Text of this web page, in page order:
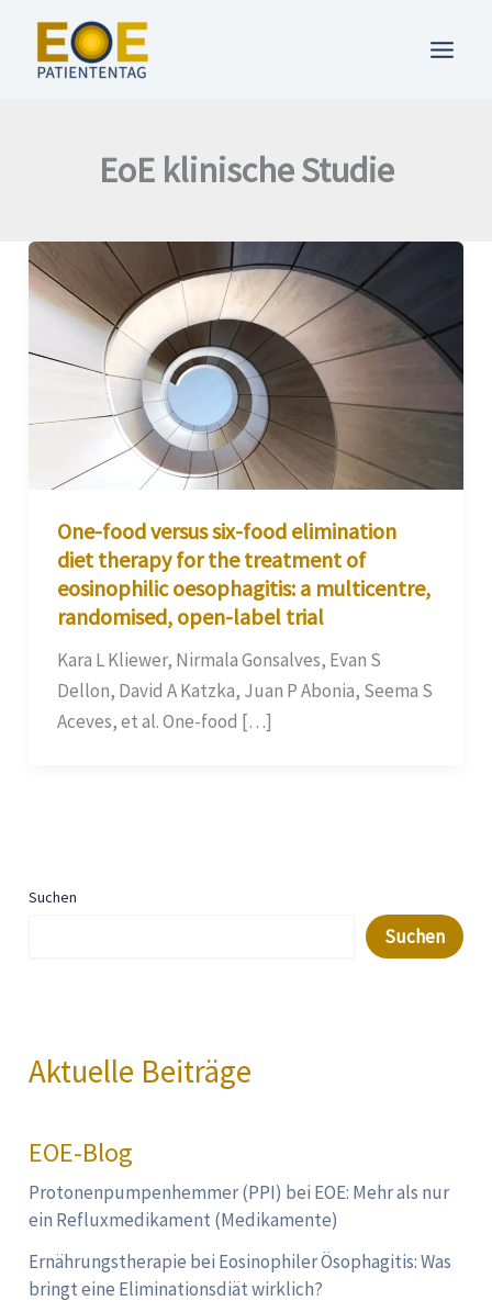
springen
EoE klinische Studie
One-food versus six-food elimination
diet therapy for the treatment of
eosinophilic oesophagitis: a multicentre,
randomised, open-label trial
Kara L Kliewer, Nirmala Gonsalves, Evan S
Dellon, David A Katzka, Juan P Abonia, Seema S
Aceves, et al. One-food […]
Suchen
Suchen
Aktuelle Beiträge
EOE-Blog
Protonenpumpenhemmer (PPI) bei EOE: Mehr als nur
ein Refluxmedikament (Medikamente)
Ernährungstherapie bei Eosinophiler Ösophagitis: Was
bringt eine Eliminationsdiät wirklich?